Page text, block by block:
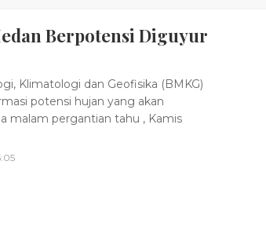
Recovery" bagi Eks-Penyalahguna
Berpotensi Diguyur
Klimatologi dan Geofisika (BMKG)
potensi hujan yang akan
malam pergantian tahu , Kamis